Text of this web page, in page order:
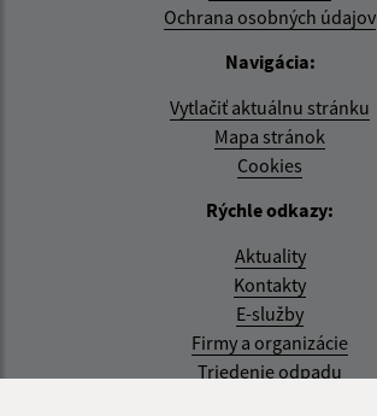
Ochrana osobných údajov
Navigácia:
Vytlačiť aktuálnu stránku
Mapa stránok
Cookies
Rýchle odkazy:
Aktuality
Kontakty
E-služby
Firmy a organizácie
Triedenie odpadu